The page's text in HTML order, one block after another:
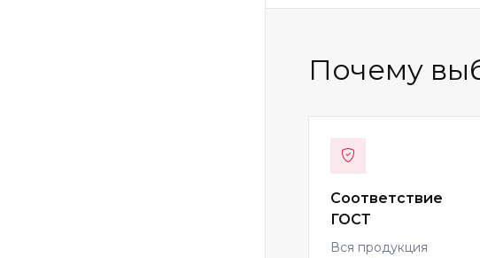
Почему
Соответствие
ГОСТ
Вся продукция